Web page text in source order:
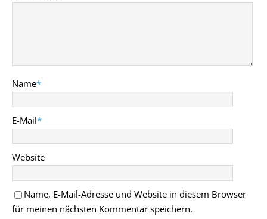
Name*
E-Mail*
Website
Name, E-Mail-Adresse und Website in diesem Browser
für meinen nächsten Kommentar speichern.